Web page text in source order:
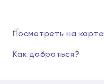
Посмотреть на карте
Как добраться?